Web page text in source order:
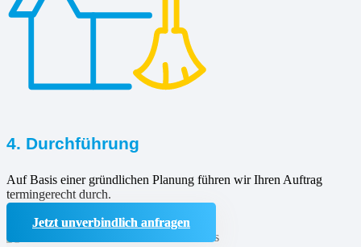
4. Durchführung
Auf Basis einer gründlichen Planung führen wir Ihren Auftrag
termingerecht durch.
Jetzt unverbindlich anfragen